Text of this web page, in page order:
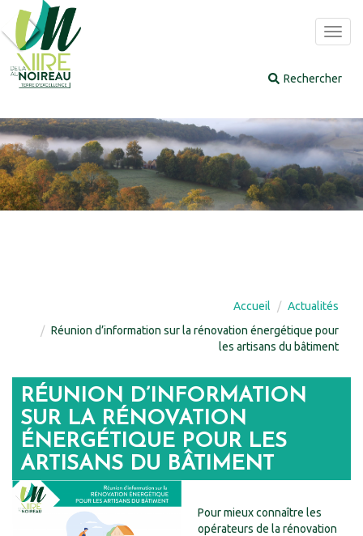
Accueil
Actualités
Réunion d’information sur la rénovation énergétique pour
les artisans du bâtiment
RÉUNION D’INFORMATION
SUR LA RÉNOVATION
ÉNERGÉTIQUE POUR LES
ARTISANS DU BÂTIMENT
Pour mieux connaître les
opérateurs de la rénovation
Panneau de gestion des cookies